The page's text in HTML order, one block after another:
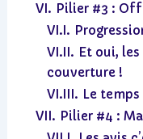
VI. Pilier #3 :
VI.I.
VI.II. Et oui,
couverture !
VI.III. Le
VII. Pilier #4 :